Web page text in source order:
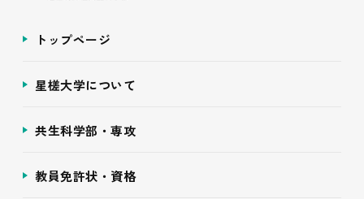
トップページ
星槎大学について
共生科学部・専攻
教員免許状・資格